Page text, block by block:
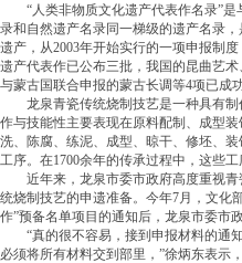
“人类非物质文化遗产代表作名录”是
录和自然遗产名录同一梯级的遗产名录
遗产，从2003年开始实行的一项申报制
遗产代表作已公布三批，我国的昆曲艺
与蒙古国联合申报的蒙古长调等4项已成功
龙泉青瓷传统烧制技艺是一种具有制
作与技能性主要表现在原料配制、成型
洗、陈腐、练泥、成型、晾干、修坯、
工序。在1700余年的传承过程中，这些
近年来，龙泉市委市政府高度重视青
统烧制技艺的申遗准备。今年7月，文化
作”预备名单项目的通知后，龙泉市委市
“真的很不容易，接到申报材料的通知
必须将所有材料交到部里，”徐炳东表示